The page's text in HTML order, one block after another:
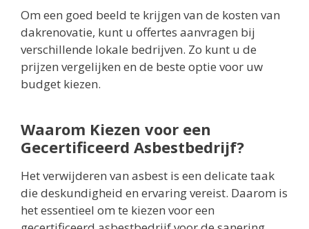
Om een goed beeld te krijgen van de kosten van
dakrenovatie, kunt u offertes aanvragen bij
verschillende lokale bedrijven. Zo kunt u de
prijzen vergelijken en de beste optie voor uw
budget kiezen.
Waarom Kiezen voor een
Gecertificeerd Asbestbedrijf?
Het verwijderen van asbest is een delicate taak
die deskundigheid en ervaring vereist. Daarom is
het essentieel om te kiezen voor een